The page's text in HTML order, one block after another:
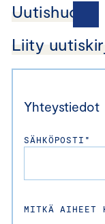
Uutishuone
Liity
Yhteystiedot
SÄHKÖPOSTI*
MITKÄ AIHEET